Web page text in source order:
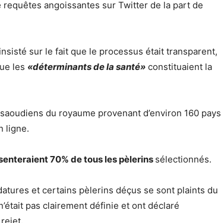
angoissantes sur Twitter de la part de
sur le fait que le processus était transparent,
les «déterminants de la santé» constituaient la
du royaume provenant d’environ 160 pays
ligne.
70% de tous les pèlerins sélectionnés.
et certains pèlerins déçus se sont plaints du
pas clairement définie et ont déclaré